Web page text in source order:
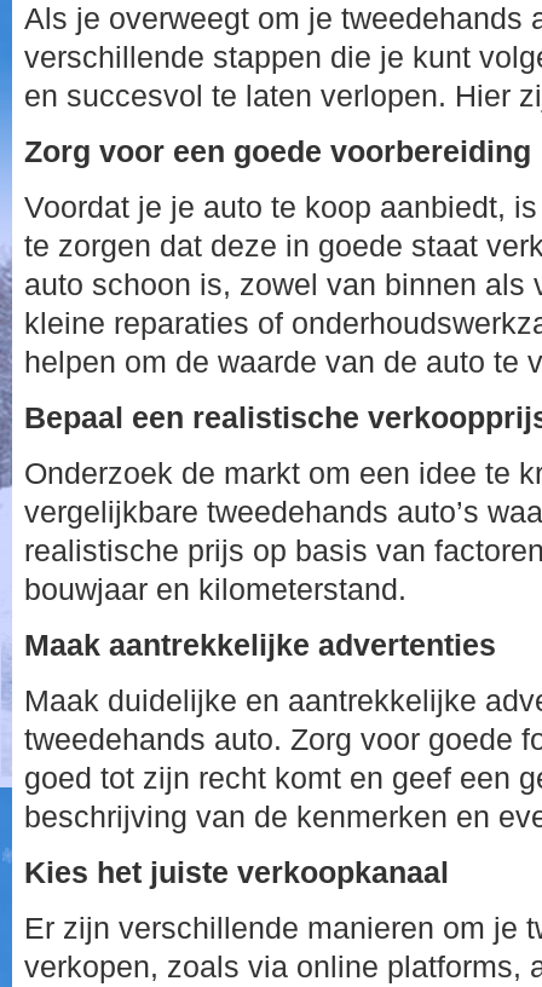
Als je overweegt om je tweedehands
verschillende stappen die je kunt
en succesvol te laten verlopen. Hier
Zorg voor een goede voorbereiding
Voordat je je auto te koop aanbiedt,
te zorgen dat deze in goede staat
auto schoon is, zowel van binnen als
kleine reparaties of
helpen om de waarde van de auto te
Bepaal een realistische
Onderzoek de markt om een idee te
vergelijkbare tweedehands auto’s
realistische prijs op basis van
bouwjaar en kilometerstand.
Maak aantrekkelijke advertenties
Maak duidelijke en aantrekkelijke
tweedehands auto. Zorg voor goede
goed tot zijn recht komt en geef een
beschrijving van de kenmerken en
Kies het juiste verkoopkanaal
Er zijn verschillende manieren om je
verkopen, zoals via online platforms,